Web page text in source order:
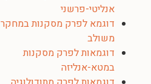
אנליטי-פרשני
דוגמא לפרק מסקנות במחקר
משולב
דוגמאות לפרק מסקנות
במטא-אנליזה